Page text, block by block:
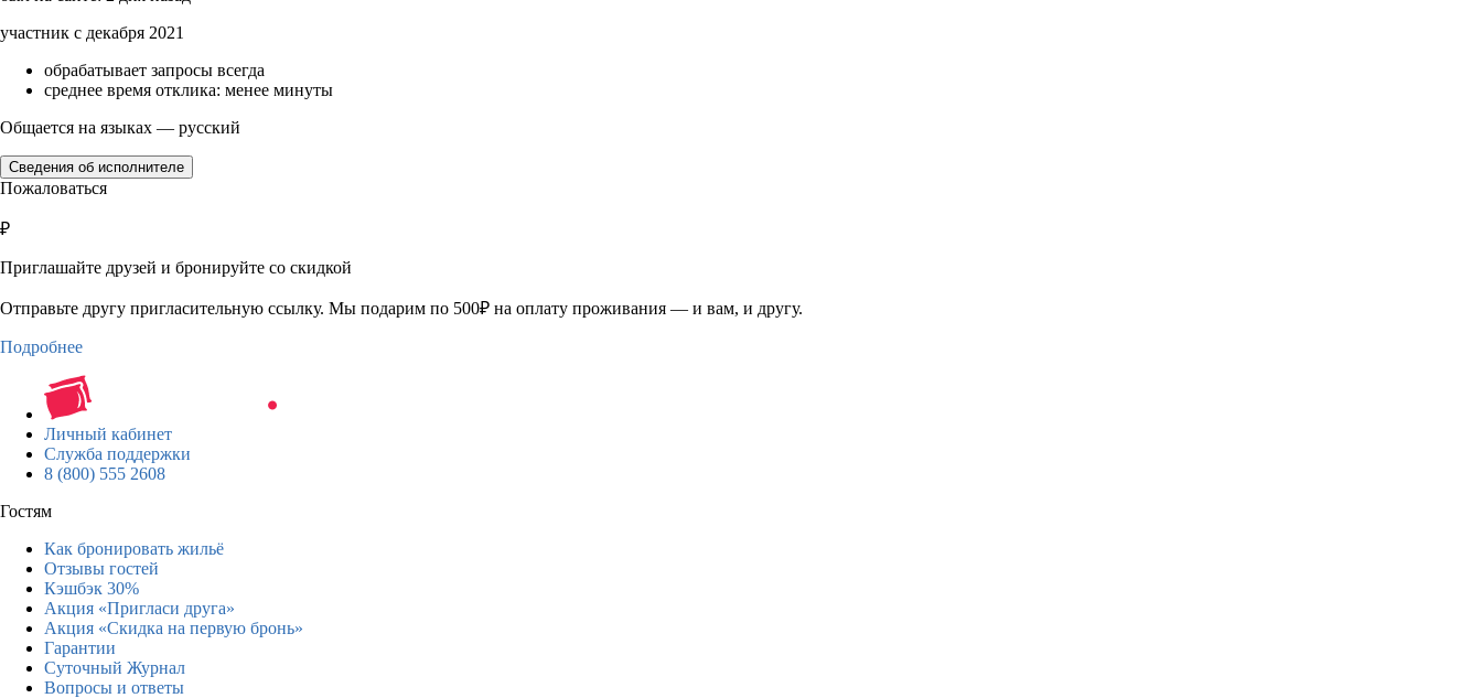
участник с декабря 2021
обрабатывает запросы всегда
среднее время отклика: менее минуты
Общается на языках — русский
Сведения об исполнителе
Пожаловаться
₽
Приглашайте друзей и бронируйте со скидкой
Отправьте другу пригласительную ссылку. Мы подарим по 500₽ на оплату проживания — и вам, и другу.
Подробнее
Личный кабинет
Служба поддержки
8 (800) 555 2608
Гостям
Как бронировать жильё
Отзывы гостей
Кэшбэк 30%
Акция «Пригласи друга»
Акция «Скидка на первую бронь»
Гарантии
Суточный Журнал
Вопросы и ответы